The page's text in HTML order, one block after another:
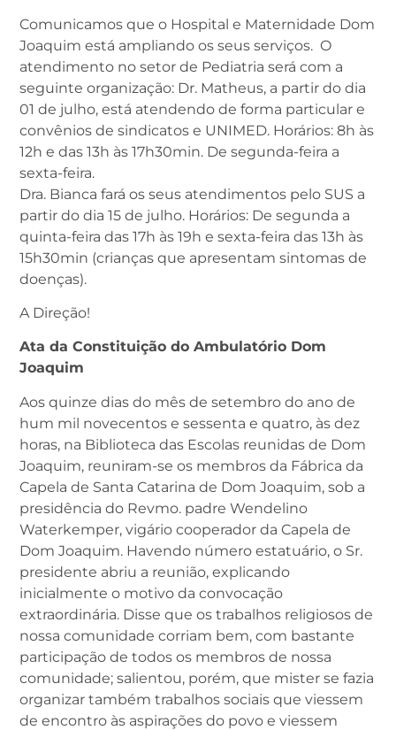
Comunicamos que o Hospital e Maternidade Dom
Joaquim está ampliando os seus serviços. O
atendimento no setor de Pediatria será com a
seguinte organização: Dr. Matheus, a partir do dia
01 de julho, está atendendo de forma particular e
convênios de sindicatos e UNIMED. Horários: 8h às
12h e das 13h às 17h30min. De segunda-feira a
sexta-feira.
Dra. Bianca fará os seus atendimentos pelo SUS a
partir do dia 15 de julho. Horários: De segunda a
quinta-feira das 17h às 19h e sexta-feira das 13h às
15h30min (crianças que apresentam sintomas de
doenças).
A Direção!
Ata da Constituição do Ambulatório Dom
Joaquim
Aos quinze dias do mês de setembro do ano de
hum mil novecentos e sessenta e quatro, às dez
horas, na Biblioteca das Escolas reunidas de Dom
Joaquim, reuniram-se os membros da Fábrica da
Capela de Santa Catarina de Dom Joaquim, sob a
presidência do Revmo. padre Wendelino
Waterkemper, vigário cooperador da Capela de
Dom Joaquim. Havendo número estatuário, o Sr.
presidente abriu a reunião, explicando
inicialmente o motivo da convocação
extraordinária. Disse que os trabalhos religiosos de
nossa comunidade corriam bem, com bastante
participação de todos os membros de nossa
comunidade; salientou, porém, que mister se fazia
organizar também trabalhos sociais que viessem
de encontro às aspirações do povo e viessem